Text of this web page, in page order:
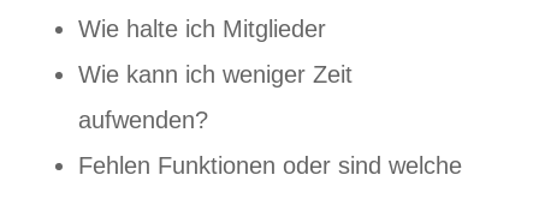
Wie halte ich Mitglieder
Wie kann ich weniger Zeit
aufwenden?
Fehlen Funktionen oder sind welche